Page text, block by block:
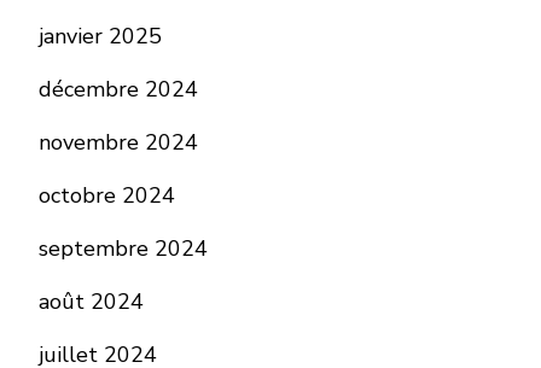
janvier 2025
décembre 2024
novembre 2024
octobre 2024
septembre 2024
août 2024
juillet 2024